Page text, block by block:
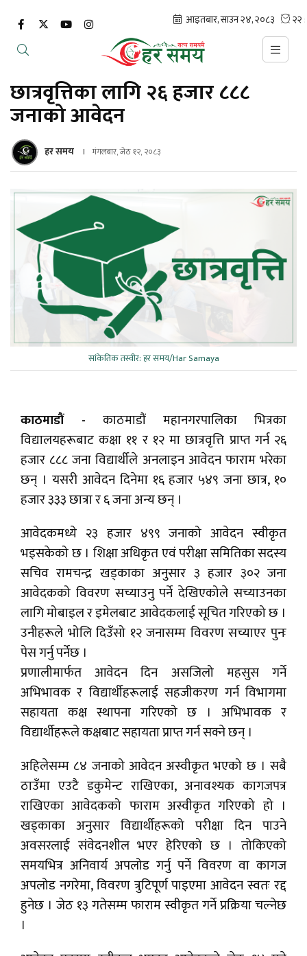
छात्रवृत्तिका लागि २६ हजार ८८८
जनाको आवेदन
हर समय मंगलबार, जेठ १२, २०८३
सांकेतिक तस्वीर: हर समय/Har Samaya
काठमाडौं - काठमाडौं महानगरपालिका भित्रका
विद्यालयहरूबाट कक्षा ११ र १२ मा छात्रवृत्ति प्राप्त गर्न २६
हजार ८८८ जना विद्यार्थीले अनलाइन आवेदन फाराम भरेका
छन् । यसरी आवेदन दिनेमा १६ हजार ५४९ जना छात्र, १०
हजार ३३३ छात्रा र ६ जना अन्य छन् ।
आवेदकमध्ये २३ हजार ४९९ जनाको आवेदन स्वीकृत
भइसकेको छ । शिक्षा अधिकृत एवं परीक्षा समितिका सदस्य
सचिव रामचन्द्र खड्काका अनुसार ३ हजार ३०२ जना
आवेदकको विवरण सच्याउनु पर्ने देखिएकोले सच्याउनका
लागि मोबाइल र इमेलबाट आवेदकलाई सूचित गरिएको छ ।
उनीहरूले भोलि दिउँसो १२ जनासम्म विवरण सच्याएर पुनः
पेस गर्नु पर्नेछ ।
प्रणालीमार्फत आवेदन दिन असजिलो महसुस गर्ने
अभिभावक र विद्यार्थीहरूलाई सहजीकरण गर्न विभागमा
सहायता कक्ष स्थापना गरिएको छ । अभिभावक र
विद्यार्थीहरूले कक्षबाट सहायता प्राप्त गर्न सक्ने छन् ।
अहिलेसम्म ८४ जनाको आवेदन अस्वीकृत भएको छ । सबै
ठाउँमा एउटै डकुमेन्ट राखिएका, अनावश्यक कागजपत्र
राखिएका आवेदकको फाराम अस्वीकृत गरिएको हो ।
खड्काका अनुसार विद्यार्थीहरूको परीक्षा दिन पाउने
अवसरलाई संवेदनशील भएर हेरिएको छ । तोकिएको
समयभित्र अनिवार्य अपलोड गर्नु पर्ने विवरण वा कागज
अपलोड नगरेमा, विवरण त्रुटिपूर्ण पाइएमा आवेदन स्वतः रद्द
हुनेछ । जेठ १३ गतेसम्म फाराम स्वीकृत गर्ने प्रक्रिया चल्नेछ
।